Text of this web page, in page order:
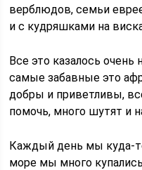
верблюдов, семьи
и с кудряшками на
Все это казалось
самые забавные это
добры и приветливы,
помочь, много шутят и
Каждый день мы куда-
море мы много